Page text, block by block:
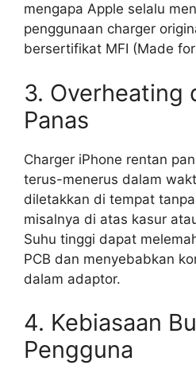
mengapa Apple selalu
penggunaan charger
bersertifikat MFI (Made
3. Overheating
Panas
Charger iPhone rentan
terus-menerus dalam
diletakkan di tempat
misalnya di atas kasur
Suhu tinggi dapat
PCB dan menyebabkan
dalam adaptor.
4. Kebiasaan
Pengguna